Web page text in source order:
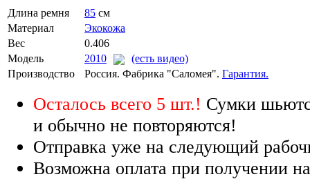
Длина ремня 85 см
Материал
Экокожа
Вес
0.406
Модель
2010
(есть видео)
Производство
Россия. Фабрика "Саломея". Гарантия.
Осталось всего 5 шт.! Сумки
и обычно не повторяются!
Отправка уже на следующий
Возможна оплата при получении